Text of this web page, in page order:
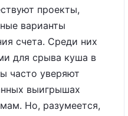
проекты,
варианты
счета. Среди них
для срыва куша в
часто уверяют
выигрышах
Но, разумеется,